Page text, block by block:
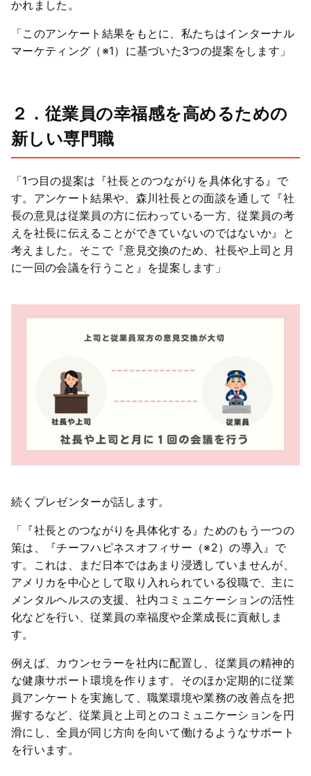
かれました。
「このアンケート結果をもとに、私たちはインターナル
マーケティング（※1）に基づいた3つの提案をします」
２．従業員の幸福感を高めるための
新しい専門職
「1つ目の提案は『社長とのつながりを具体化する』で
す。アンケート結果や、森川社長との面談を通して『社
長の意見は従業員の方に伝わっている一方、従業員の考
えを社長に伝えることができていないのではないか』と
考えました。そこで『意見交換のため、社長や上司と月
に一回の会議を行うこと』を提案します」
続くプレゼンターが話します。
「『社長とのつながりを具体化する』ためのもう一つの
策は、『チーフハピネスオフィサー（※2）の導入』で
す。これは、まだ日本ではあまり浸透していませんが、
アメリカを中心として取り入れられている役職で、主に
メンタルヘルスの支援、社内コミュニケーションの活性
化などを行い、従業員の幸福度や企業成長に貢献しま
す。
例えば、カウンセラーを社内に配置し、従業員の精神的
な健康サポート環境を作ります。そのほか定期的に従業
員アンケートを実施して、職業環境や業務の改善点を把
握するなど、従業員と上司とのコミュニケーションを円
滑にし、全員が同じ方向を向いて働けるようなサポート
を行います。